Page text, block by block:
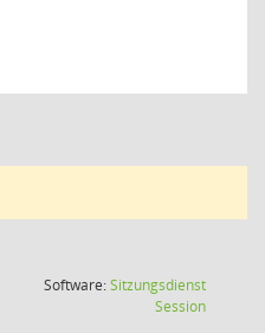
Software:Sitzungsdienst
Session(Wird in